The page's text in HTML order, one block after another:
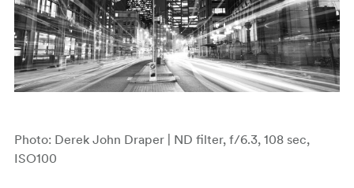
Photo: Derek John Draper | ND filter, f/6.3, 108 sec,
ISO100